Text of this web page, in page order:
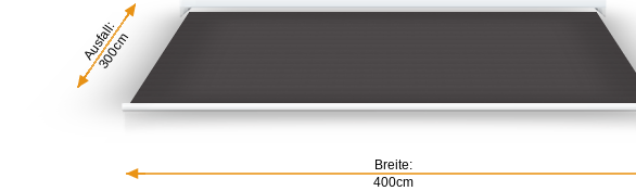
Breite:
400cm
Ausfall:
300cm